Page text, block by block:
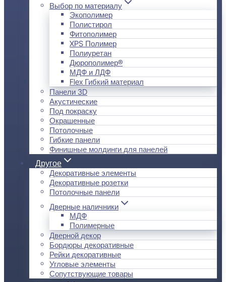
Выбор по материалу
Экополимер
Полистирол
Фитополимер
XPS Полимер
Полиуретан
Дюрополимер®
МДФ и ЛДФ
Flex Гибкий материал
Панели 3D
Акустические
Под покраску
Окрашенные
Потолочные
Гибкие панели
Финишные молдинги для панелей
Другое
Декоративные элементы
Декоративные розетки
Потолочные панели
Дверные наличники
МДФ
Полимерные
Дверной декор
Бордюры декоративные
Рейки декоративные
Угловые элементы
Сопутствующие товары